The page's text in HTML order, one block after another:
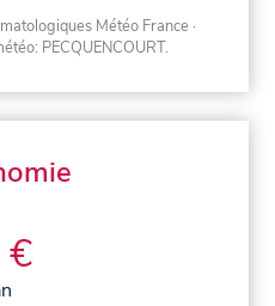
Météo France ·
PECQUENCOURT.
€